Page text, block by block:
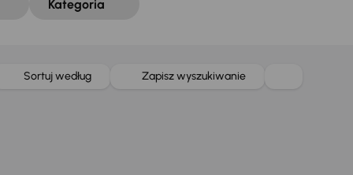
Kategoria
Sortuj według Zapisz wyszukiwanie